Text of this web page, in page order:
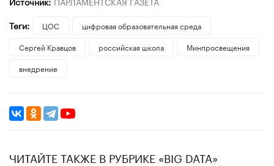
Теги:
ЦОС
цифровая образовательная среда
Сергей Кравцов
российская школа
Минпросвещения
внедрение
ЧИТАЙТЕ ТАКЖЕ В РУБРИКЕ «BIG DATA»